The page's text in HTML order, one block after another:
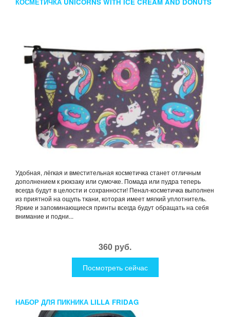
КОСМЕТИЧКА UNICORNS WITH ICE CREAM AND DONUTS
Удобная, лёгкая и вместительная косметичка станет отличным
дополнением к рюкзаку или сумочке. Помада или пудра теперь
всегда будут в целости и сохранности! Пенал-косметичка выполнен
из приятной на ощупь ткани, которая имеет мягкий уплотнитель.
Яркие и запоминающиеся принты всегда будут обращать на себя
внимание и подни...
360 руб.
Посмотреть сейчас
НАБОР ДЛЯ ПИКНИКА LILLA FRIDAG